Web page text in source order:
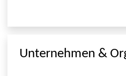
Unternehmen &